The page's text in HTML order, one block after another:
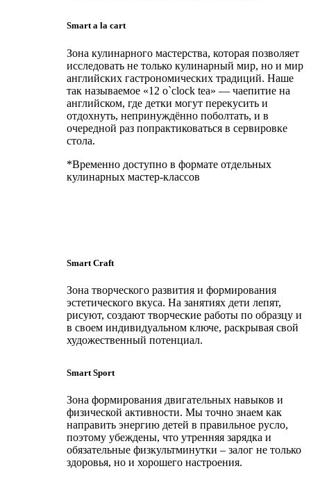
Smart a la cart
Зона кулинарного мастерства, которая позволяет
исследовать не только кулинарный мир, но и мир
английских гастрономических традиций. Наше
так называемое «12 o`clock tea» — чаепитие на
английском, где детки могут перекусить и
отдохнуть, непринуждённо поболтать, и в
очередной раз попрактиковаться в сервировке
стола.
*Временно доступно в формате отдельных
кулинарных мастер-классов
Smart Craft
Зона творческого развития и формирования
эстетического вкуса. На занятиях дети лепят,
рисуют, создают творческие работы по образцу и
в своем индивидуальном ключе, раскрывая свой
художественный потенциал.
Smart Sport
Зона формирования двигательных навыков и
физической активности. Мы точно знаем как
направить энергию детей в правильное русло,
поэтому убеждены, что утренняя зарядка и
обязательные физкультминутки – залог не только
здоровья, но и хорошего настроения.